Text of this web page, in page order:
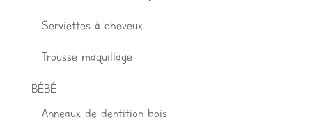
Serviettes à cheveux
Trousse maquillage
BÉBÉ
Anneaux de dentition bois